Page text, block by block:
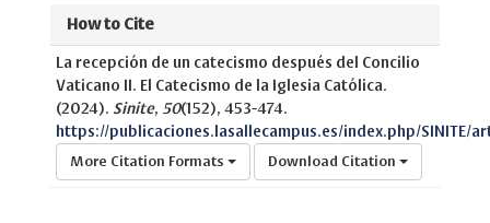
How to Cite
La recepción de un catecismo después del Concilio
Vaticano II. El Catecismo de la Iglesia Católica.
(2024). Sinite, 50(152), 453-474.
https://publicaciones.lasallecampus.es/index.php/SINITE/
More Citation Formats Download Citation